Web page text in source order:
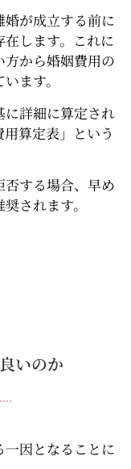
が成立する前に
します。これに
から婚姻費用の
ます。
詳細に算定され
算定表」という
する場合、早め
されます。
いのか
因となることに